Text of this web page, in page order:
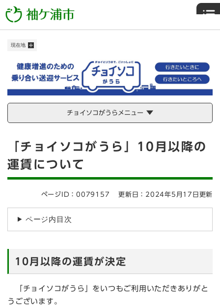
ー
メニューを飛ばして本文へ
現在地
チョイソコがうらメニュー
「チョイソコがうら」10月以降の
運賃について
ページID：0079157 更新日：2024年5月17日更新
ページ内目次
10月以降の運賃が決定
「チョイソコがうら」をいつもご利用いただきありがと
うございます。